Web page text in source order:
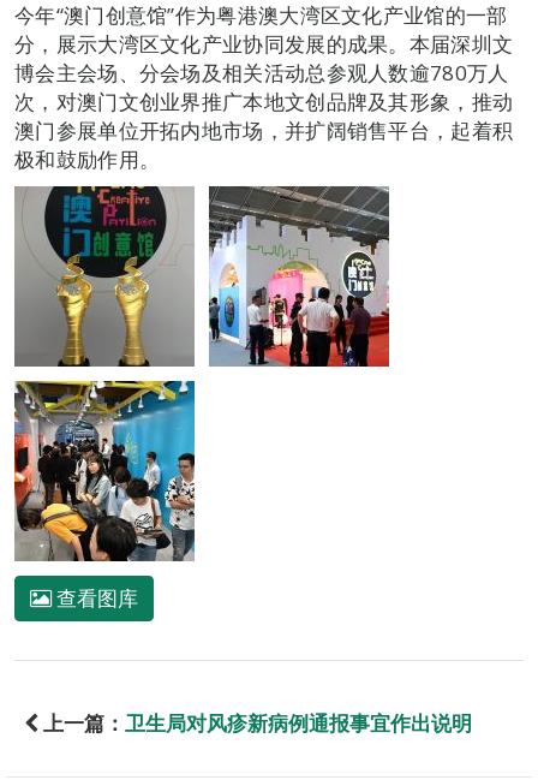
今年“澳门创意馆”作为粤港澳大湾区文化产业馆的一部
分，展示大湾区文化产业协同发展的成果。本届深圳文
博会主会场、分会场及相关活动总参观人数逾780万人
次，对澳门文创业界推广本地文创品牌及其形象，推动
澳门参展单位开拓内地市场，并扩阔销售平台，起着积
极和鼓励作用。
查看图库
上一篇： 卫生局对风疹新病例通报事宜作出说明